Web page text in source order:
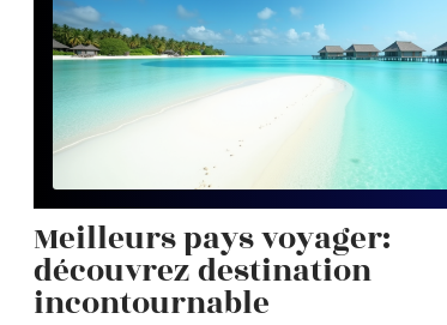
Meilleurs pays voyager:
découvrez destination
incontournable